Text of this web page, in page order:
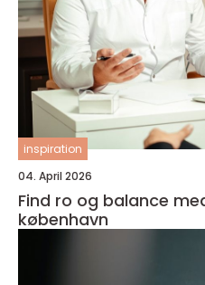
inspiration
04. April 2026
Find ro og balance
københavn